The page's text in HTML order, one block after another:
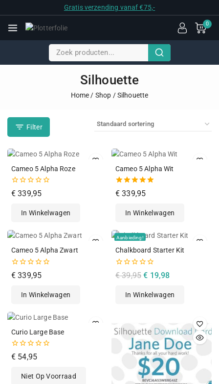
Gratis verzending vanaf €75,-
0
Silhouette
Home / Shop / Silhouette
Filter
Cameo 5 Alpha Roze
0
van
€ 339,95
In Winkelwagen
Cameo 5 Alpha Wit
5.00
van de 5
€ 339,95
In Winkelwagen
Cameo 5 Alpha Zwart
0
van
€ 339,95
In Winkelwagen
Aanbieding!
Chalkboard Starter Kit
0
van
€39,95 € 19,98
In Winkelwagen
Curio Large Base
0
van
€ 54,95
Niet Op Voorraad